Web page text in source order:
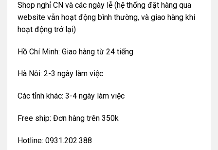
Shop nghỉ CN và các ngày lễ (hệ thống đặt hàng qua
website vẫn hoạt động bình thường, và giao hàng khi
hoạt động trở lại)
Hồ Chí Minh: Giao hàng từ 24 tiếng
Hà Nôi: 2-3 ngày làm việc
Các tỉnh khác: 3-4 ngày làm việc
Free ship: Đơn hàng trên 350k
Hotline: 0931.202.388